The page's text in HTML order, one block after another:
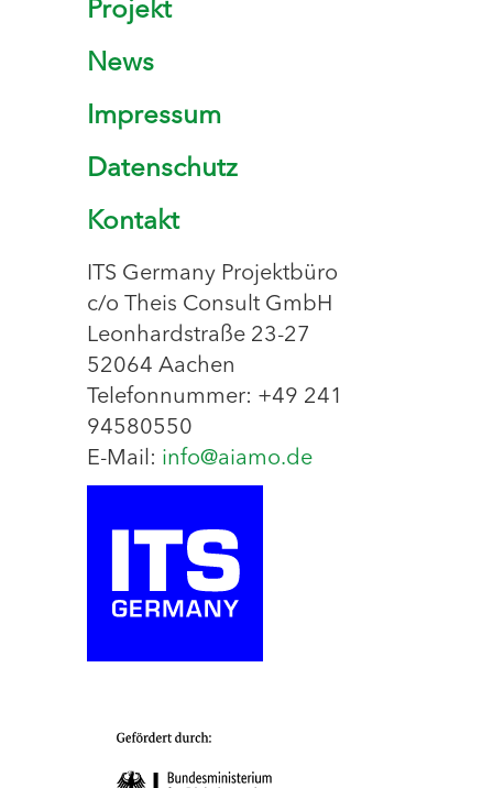
Projekt
News
Impressum
Datenschutz
Kontakt
ITS Germany Projektbüro
c/o Theis Consult GmbH
Leonhardstraße 23-27
52064 Aachen
Telefonnummer: +49 241
94580550
E-Mail: info@aiamo.de